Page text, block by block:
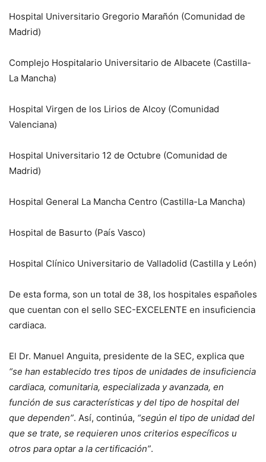
Hospital Universitario Gregorio Marañón (Comunidad de
Madrid)
Complejo Hospitalario Universitario de Albacete (Castilla-
La Mancha)
Hospital Virgen de los Lirios de Alcoy (Comunidad
Valenciana)
Hospital Universitario 12 de Octubre (Comunidad de
Madrid)
Hospital General La Mancha Centro (Castilla-La Mancha)
Hospital de Basurto (País Vasco)
Hospital Clínico Universitario de Valladolid (Castilla y León)
De esta forma, son un total de 38, los hospitales españoles
que cuentan con el sello SEC-EXCELENTE en insuficiencia
cardiaca.
El Dr. Manuel Anguita, presidente de la SEC, explica que
“se han establecido tres tipos de unidades de insuficiencia
cardiaca, comunitaria, especializada y avanzada, en
función de sus características y del tipo de hospital del
que dependen”. Así, continúa, “según el tipo de unidad del
que se trate, se requieren unos criterios específicos u
otros para optar a la certificación”.